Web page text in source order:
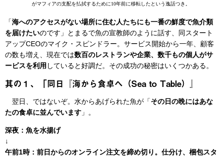
がマフィアの支配を払拭するために10年前に移転したという逸話つき。
「海へのアクセスがない場所に住む人たちにも一番の鮮度で魚介類
を届けたいのです」とまるで魚の宣教師のように話す、同スタート
アップCEOのマイク・スピンドラー。サービス開始から一年、顧客
の数も増え、現在では数百のレストランや企業、数千もの個人がサ
ービスを利用 していると好調だ。その成功の秘密はいくつかある。
其の１、「同日『海から食卓へ（Sea to Table）』
翌日、ではないぞ。水からあげられた魚が「その日の晩にはあな
たの食卓に並んでいます 」。
深夜：魚を水揚げ
↓
午前1時：前日からのオンライン注文を締め切り。仕分け、梱包スタ